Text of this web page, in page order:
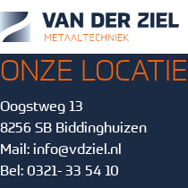
ONZE LOCATIE
Oogstweg 13
8256 SB Biddinghuizen
Mail: info@vdziel.nl
Bel: 0321- 33 54 10